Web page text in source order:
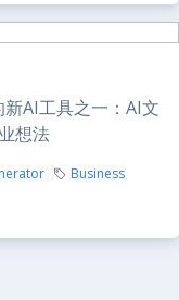
AI工具之一：AI文
想法
Business